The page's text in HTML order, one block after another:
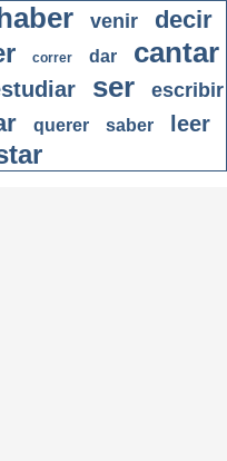
venir
decir
correr dar cantar
ser escribir
querer saber leer